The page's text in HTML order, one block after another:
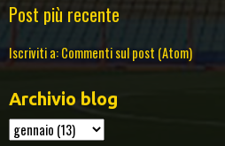
Post più recente
Iscriviti a:Commenti sul post (Atom)
Archivio blog